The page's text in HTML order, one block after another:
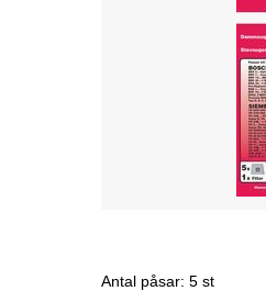
Antal påsar: 5 st